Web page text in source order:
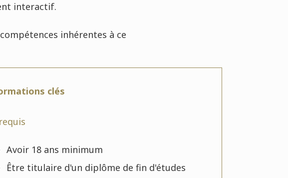
interactif.
inhérentes à ce
clés
Avoir 18 ans minimum
Être titulaire d'un diplôme de fin d'études